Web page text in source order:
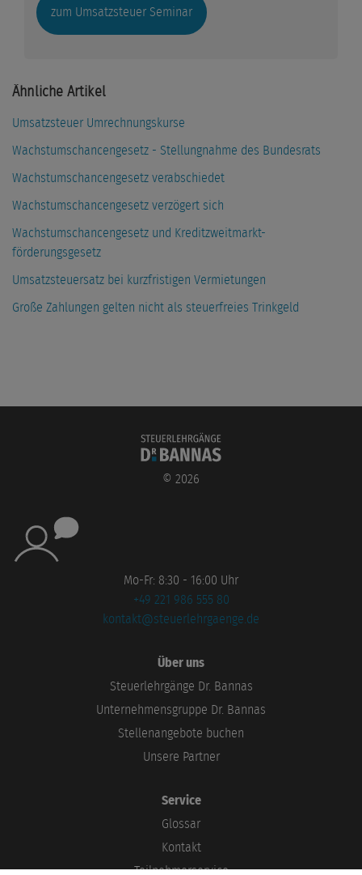
zum Umsatzsteuer Seminar
Ähnliche Artikel
Umsatzsteuer Umrechnungskurse
Wachstumschancengesetz - Stellungnahme des Bundesrats
Wachstumschancengesetz verabschiedet
Wachstumschancengesetz verzögert sich
Wachstumschancengesetz und Kreditzweitmarkt-
förderungsgesetz
Umsatzsteuersatz bei kurzfristigen Vermietungen
Große Zahlungen gelten nicht als steuerfreies Trinkgeld
© 2026
Mo-Fr: 8:30 - 16:00 Uhr
+49 221 986 555 80
kontakt@steuerlehrgaenge.de
Über uns
Steuerlehrgänge Dr. Bannas
Unternehmensgruppe Dr. Bannas
Stellenangebote buchen
Unsere Partner
Service
Glossar
Kontakt
Teilnehmerservice